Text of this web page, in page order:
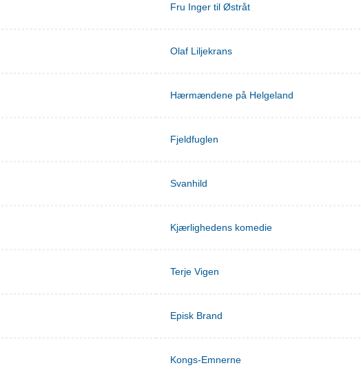
Fru Inger til Østråt
Olaf Liljekrans
Hærmændene på Helgeland
Fjeldfuglen
Svanhild
Kjærlighedens komedie
Terje Vigen
Episk Brand
Kongs-Emnerne